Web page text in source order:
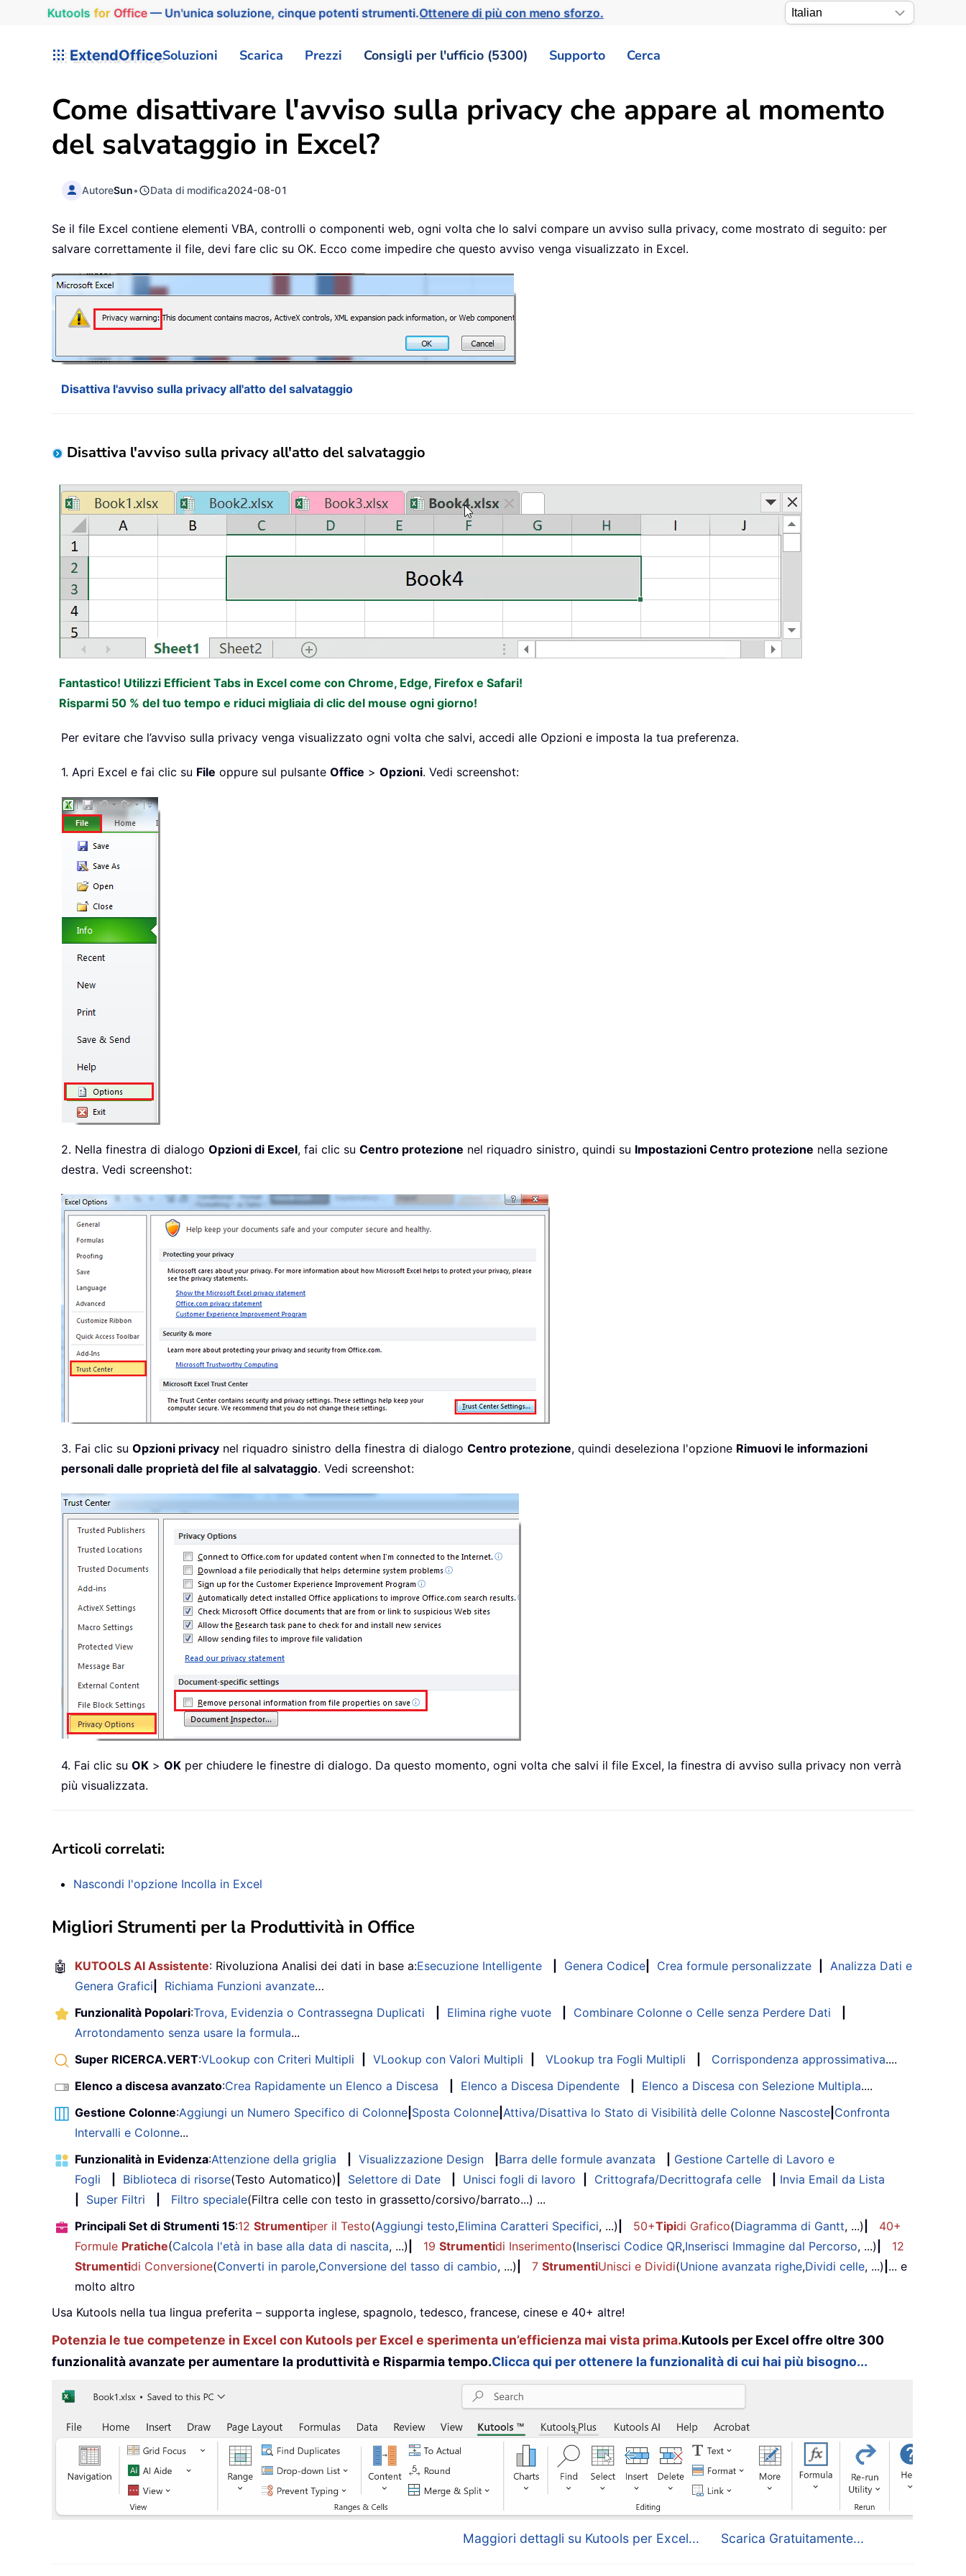
Kutools for Office— Un'unica soluzione, cinque potenti strumenti.Ottenere di più con meno sforzo.
ExtendOfficeSoluzioni Scarica Prezzi Consigli per l'ufficio (5300) Supporto Cerca
Come disattivare l'avviso sulla privacy che appare al momento
del salvataggio in Excel?
AutoreSun• Data di modifica2024-08-01
Se il file Excel contiene elementi VBA, controlli o componenti web, ogni volta che lo salvi compare un avviso sulla privacy, come mostrato di seguito: per
salvare correttamente il file, devi fare clic su OK. Ecco come impedire che questo avviso venga visualizzato in Excel.
Disattiva l'avviso sulla privacy all'atto del salvataggio
Disattiva l'avviso sulla privacy all'atto del salvataggio
Fantastico! Utilizzi Efficient Tabs in Excel come con Chrome, Edge, Firefox e Safari!
Risparmi 50 % del tuo tempo e riduci migliaia di clic del mouse ogni giorno!
Per evitare che l’avviso sulla privacy venga visualizzato ogni volta che salvi, accedi alle Opzioni e imposta la tua preferenza.
1. Apri Excel e fai clic su File oppure sul pulsante Office > Opzioni. Vedi screenshot:
2. Nella finestra di dialogo Opzioni di Excel, fai clic su Centro protezione nel riquadro sinistro, quindi su Impostazioni Centro protezione nella sezione
destra. Vedi screenshot:
3. Fai clic su Opzioni privacy nel riquadro sinistro della finestra di dialogo Centro protezione, quindi deseleziona l'opzione Rimuovi le informazioni
personali dalle proprietà del file al salvataggio. Vedi screenshot:
4. Fai clic su OK > OK per chiudere le finestre di dialogo. Da questo momento, ogni volta che salvi il file Excel, la finestra di avviso sulla privacy non verrà
più visualizzata.
Articoli correlati:
Nascondi l'opzione Incolla in Excel
Migliori Strumenti per la Produttività in Office
🤖 KUTOOLS AI Assistente: Rivoluziona Analisi dei dati in base a:Esecuzione Intelligente Genera Codice Crea formule personalizzate
Analizza Dati e
Genera Grafici
Richiama Funzioni avanzate…
Funzionalità Popolari:Trova, Evidenzia o Contrassegna Duplicati Elimina righe vuote Combinare Colonne o Celle senza Perdere Dati
Arrotondamento senza usare la formula...
Super RICERCA.VERT:VLookup con Criteri Multipli VLookup con Valori Multipli VLookup tra Fogli Multipli Corrispondenza approssimativa....
Elenco a discesa avanzato:Crea Rapidamente un Elenco a Discesa Elenco a Discesa Dipendente Elenco a Discesa con Selezione Multipla....
Gestione Colonne:Aggiungi un Numero Specifico di Colonne Sposta Colonne Attiva/Disattiva lo Stato di Visibilità delle Colonne Nascoste Confronta
Intervalli e Colonne...
Funzionalità in Evidenza:Attenzione della griglia Visualizzazione Design Barra delle formule avanzata
Gestione Cartelle di Lavoro e
Fogli
Biblioteca di risorse(Testo Automatico) Selettore di Date Unisci fogli di lavoro Crittografa/Decrittografa celle
Invia Email da Lista
Super Filtri Filtro speciale(Filtra celle con testo in grassetto/corsivo/barrato...) ...
Principali Set di Strumenti 15:12 Strumentiper il Testo(Aggiungi testo,Elimina Caratteri Specifici, ...) 50+Tipidi Grafico(Diagramma di Gantt, ...)
40+
Formule Pratiche(Calcola l'età in base alla data di nascita, ...) 19 Strumentidi Inserimento(Inserisci Codice QR,Inserisci Immagine dal Percorso, ...)
12
Strumentidi Conversione(Converti in parole,Conversione del tasso di cambio, ...) 7 StrumentiUnisci e Dividi(Unione avanzata righe,Dividi celle, ...) ... e
molto altro
Usa Kutools nella tua lingua preferita – supporta inglese, spagnolo, tedesco, francese, cinese e 40+ altre!
Potenzia le tue competenze in Excel con Kutools per Excel e sperimenta un’efficienza mai vista prima.Kutools per Excel offre oltre 300
funzionalità avanzate per aumentare la produttività e Risparmia tempo.Clicca qui per ottenere la funzionalità di cui hai più bisogno...
Maggiori dettagli su Kutools per Excel... Scarica Gratuitamente...